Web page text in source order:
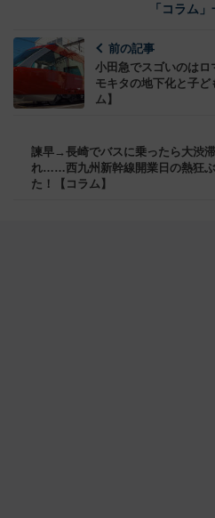
「コラム
前の記事
小田急でスゴいのはロ
モキタの地下化と子ど
ム】
諫早→長崎でバスに乗ったら大渋
れ……西九州新幹線開業日の熱狂
た！【コラム】